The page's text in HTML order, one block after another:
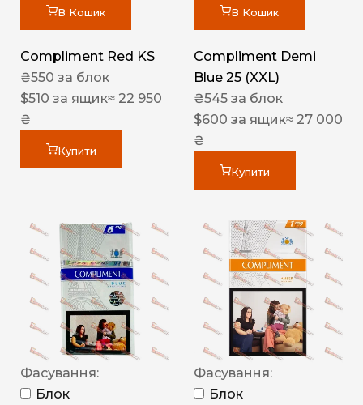
В Кошик
Compliment Red KS
₴550 за блок
$510 за ящик≈ 22 950
₴
Купити
В Кошик
Compliment Demi
Blue 25 (XXL)
₴545 за блок
$600 за ящик≈ 27 000
₴
Купити
Фасування:
Блок
Фасування:
Блок